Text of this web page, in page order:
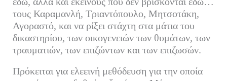
τους Καραμανλή, Τριαντόπουλο, Μητσοτάκη,
Αγοραστό, και να ρίξει στάχτη στα μάτια του
δικαστηρίου, των οικογενειών των θυμάτων, των
τραυματιών, των επιζώντων και των επιζωσών.
Πρόκειται για ελεεινή μεθόδευση για την οποία